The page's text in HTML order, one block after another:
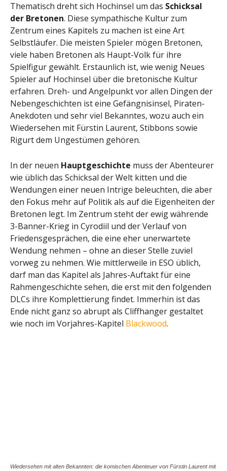
Thematisch dreht sich Hochinsel um das Schicksal
der Bretonen. Diese sympathische Kultur zum
Zentrum eines Kapitels zu machen ist eine Art
Selbstläufer. Die meisten Spieler mögen Bretonen,
viele haben Bretonen als Haupt-Volk für ihre
Spielfigur gewählt. Erstaunlich ist, wie wenig Neues
Spieler auf Hochinsel über die bretonische Kultur
erfahren. Dreh- und Angelpunkt vor allen Dingen der
Nebengeschichten ist eine Gefängnisinsel, Piraten-
Anekdoten und sehr viel Bekanntes, wozu auch ein
Wiedersehen mit Fürstin Laurent, Stibbons sowie
Rigurt dem Ungestümen gehören.
In der neuen Hauptgeschichte muss der Abenteurer
wie üblich das Schicksal der Welt kitten und die
Wendungen einer neuen Intrige beleuchten, die aber
den Fokus mehr auf Politik als auf die Eigenheiten der
Bretonen legt. Im Zentrum steht der ewig währende
3-Banner-Krieg in Cyrodiil und der Verlauf von
Friedensgesprächen, die eine eher unerwartete
Wendung nehmen – ohne an dieser Stelle zuviel
vorweg zu nehmen. Wie mittlerweile in ESO üblich,
darf man das Kapitel als Jahres-Auftakt für eine
Rahmengeschichte sehen, die erst mit den folgenden
DLCs ihre Komplettierung findet. Immerhin ist das
Ende nicht ganz so abrupt als Cliffhanger gestaltet
wie noch im Vorjahres-Kapitel Blackwood.
Wiedersehen mit alten Bekannten: die komischen Abenteuer von Fürstin Laurent mit